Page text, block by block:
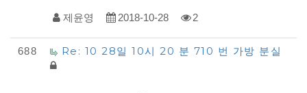
제윤영 2018-10-28 2
688 Re: 10 28일 10시 20 분 710 번 가방 분실